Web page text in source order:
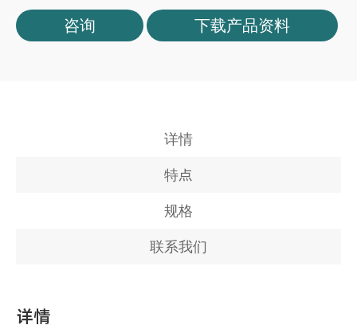
咨询 下载产品资料
详情
特点
规格
联系我们
详情